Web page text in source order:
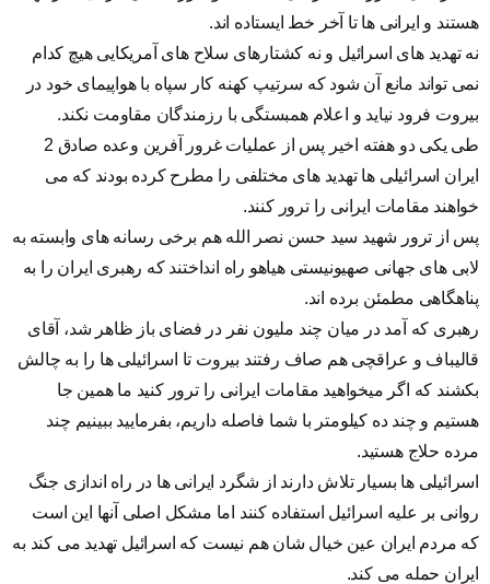
هستند و ایرانی ها تا آخر خط ایستاده اند.
نه تهدید های اسرائیل و نه کشتارهای سلاح های آمریکایی هیچ کدام
نمی تواند مانع آن شود که سرتیپ کهنه کار سپاه با هواپیمای خود در
بیروت فرود نیاید و اعلام همبستگی با رزمندگان مقاومت نکند.
طی یکی دو هفته اخیر پس از عملیات غرور آفرین وعده صادق 2
ایران اسرائیلی ها تهدید های مختلفی را مطرح کرده بودند که می
خواهند مقامات ایرانی را ترور کنند.
پس از ترور شهید سید حسن نصر الله هم برخی رسانه های وابسته به
لابی های جهانی صهیونیستی هیاهو راه انداختند که رهبری ایران را به
پناهگاهی مطمئن برده اند.
رهبری که آمد در میان چند ملیون نفر در فضای باز ظاهر شد، آقای
قالیباف و عراقچی هم صاف رفتند بیروت تا اسرائیلی ها را به چالش
بکشند که اگر میخواهید مقامات ایرانی را ترور کنید ما همین جا
هستیم و چند ده کیلومتر با شما فاصله داریم، بفرمایید ببینیم چند
مرده حلاج هستید.
اسرائیلی ها بسیار تلاش دارند از شگرد ایرانی ها در راه اندازی جنگ
روانی بر علیه اسرائیل استفاده کنند اما مشکل اصلی آنها این است
که مردم ایران عین خیال شان هم نیست که اسرائیل تهدید می کند به
ایران حمله می کند.